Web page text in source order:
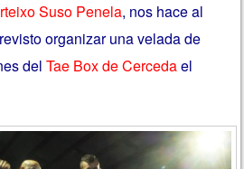
Suso Penela, nos hace al
organizar una velada de
delTae Box de Cercedael